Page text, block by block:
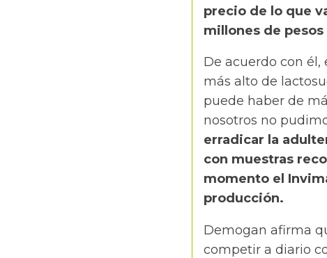
precio de lo que
millones de pesos
De acuerdo con
más alto de
puede haber de
nosotros no
erradicar la
con muestras
momento el
producción.
Demogan afirma
competir a diario